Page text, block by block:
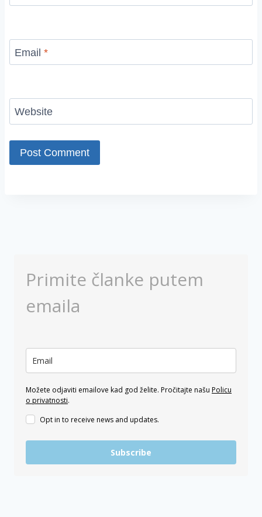
Email *
Website
Primite članke putem
emaila
Možete odjaviti emailove kad god želite. Pročitajte našu Policu
o privatnosti.
Opt in to receive news and updates.
Subscribe